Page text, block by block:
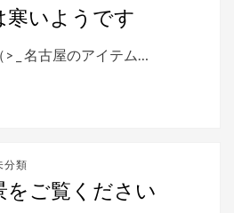
寒いようです
_ 名古屋のアイテム…
分類
をご覧ください